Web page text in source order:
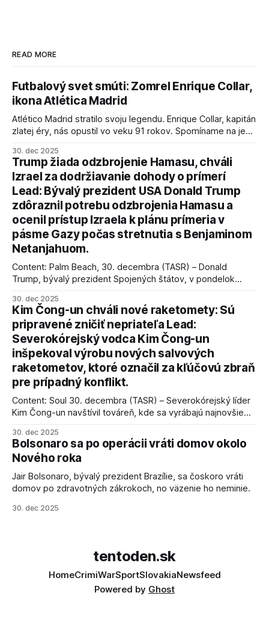
READ MORE
Futbalový svet smúti: Zomrel Enrique Collar,
ikona Atlética Madrid
Atlético Madrid stratilo svoju legendu. Enrique Collar, kapitán
zlatej éry, nás opustil vo veku 91 rokov. Spomíname na jeho
30. dec 2025
Trump žiada odzbrojenie Hamasu, chváli
Izrael za dodržiavanie dohody o prímerí
Lead: Bývalý prezident USA Donald Trump
zdôraznil potrebu odzbrojenia Hamasu a
ocenil prístup Izraela k plánu prímeria v
pásme Gazy počas stretnutia s Benjaminom
Netanjahuom.
Content: Palm Beach, 30. decembra (TASR) – Donald
Trump, bývalý prezident Spojených štátov, v pondelok
kľúčové pre úspešné dosiahnutie prímeria v Gaze. Agentúra
AFP informuje, že Trump vyjadril presvedčenie, že Izrael plní
podmienky dohody o prí
30. dec 2025
Kim Čong-un chváli nové raketomety: Sú
pripravené zničiť nepriateľa Lead:
Severokórejský vodca Kim Čong-un
inšpekoval výrobu nových salvových
raketometov, ktoré označil za kľúčovú zbraň
pre prípadný konflikt.
Content: Soul 30. decembra (TASR) – Severokórejský líder
Kim Čong-un navštívil továreň, kde sa vyrábajú najnovšie
schopnosti. Informovali o tom štátne médiá KĽDR, na ktoré
sa odvoláva agentúra AFP.
30. dec 2025
Bolsonaro sa po operácii vráti domov okolo
Nového roka
Jair Bolsonaro, bývalý prezident Brazílie, sa čoskoro vráti
domov po zdravotných zákrokoch, no väzenie ho neminie.
30. dec 2025
tentoden.sk
HomeCrimiWarSportSlovakiaNewsfeed
Powered by Ghost